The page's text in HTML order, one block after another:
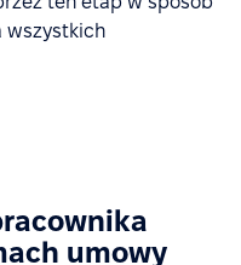
wszystkich
umowy